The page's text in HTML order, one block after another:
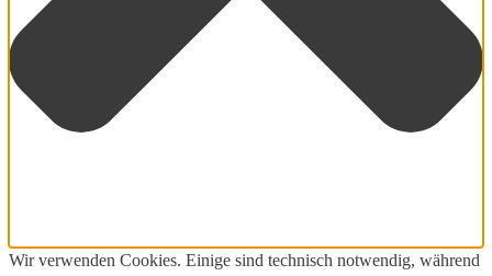
Wir verwenden Cookies. Einige sind technisch notwendig, während